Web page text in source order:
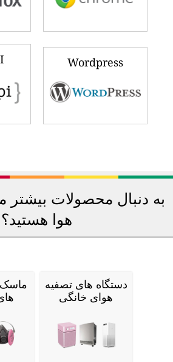
Wordpress
به دنبال محصولات بیشتر
هوا هستید؟
دستگاه های تصفیه
هوای خانگی